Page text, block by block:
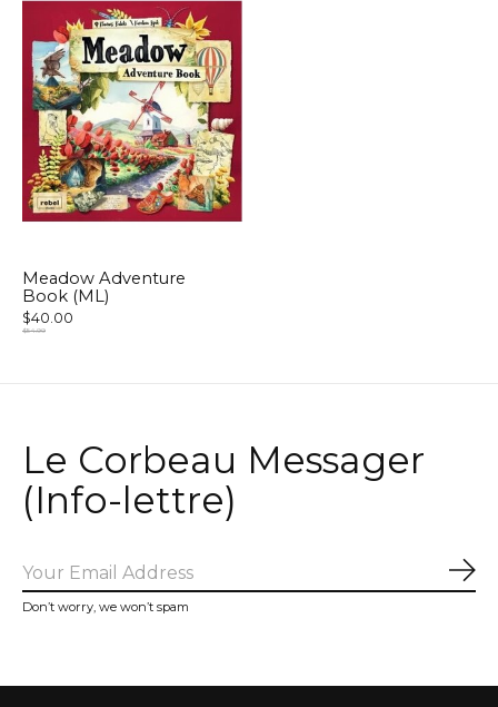
Meadow Adventure
Book (ML)
$40.00
$54.99
Le Corbeau Messager
(Info-lettre)
Don’t worry, we won’t spam